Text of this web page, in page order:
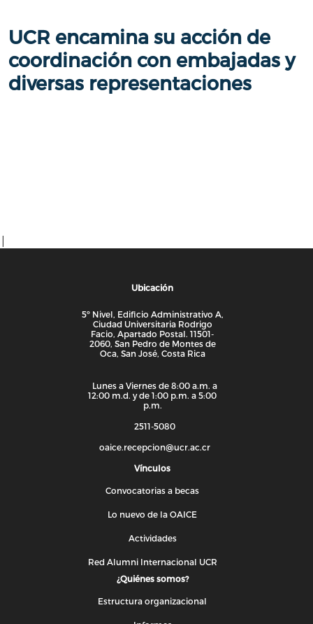
UCR encamina su acción de
coordinación con embajadas y
diversas representaciones
|
Ubicación
5º Nivel, Edificio Administrativo A,
Ciudad Universitaria Rodrigo
Facio, Apartado Postal. 11501-
2060, San Pedro de Montes de
Oca, San José, Costa Rica
Lunes a Viernes de 8:00 a.m. a
12:00 m.d. y de 1:00 p.m. a 5:00
p.m.
2511-5080
oaice.recepcion@ucr.ac.cr
Vínculos
Convocatorias a becas
Lo nuevo de la OAICE
Actividades
Red Alumni Internacional UCR
¿Quiénes somos?
Estructura organizacional